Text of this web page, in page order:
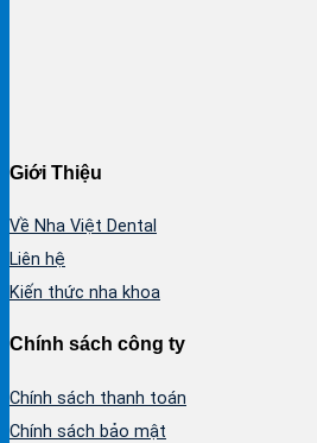
Giới Thiệu
Về Nha Việt Dental
Liên hệ
Kiến thức nha khoa
Chính sách công ty
Chính sách thanh toán
Chính sách bảo mật